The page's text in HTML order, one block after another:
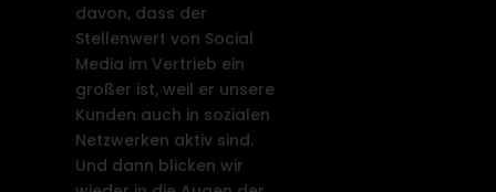
davon, dass der
Stellenwert von Social
Media im Vertrieb ein
großer ist, weil er unsere
Kunden auch in sozialen
Netzwerken aktiv sind.
Und dann blicken wir